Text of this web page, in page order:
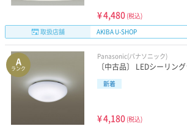
¥4,480 (税込)
取扱店舗
AKIBA U-SHOP
A
ランク
Panasonic(パナソニック)
〔中古品〕 LEDシーリン
新着
¥4,180 (税込)